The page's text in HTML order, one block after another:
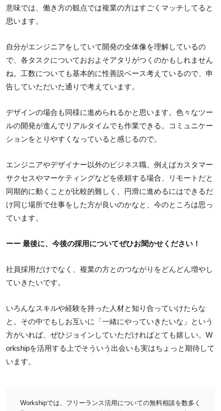
意味では、働き方の観点では複業の方はすごくマッチしてると
思います。
自分がエンジニアをしていて開発の全体像を理解しているの
で、各タスクについておおよそアタリがつくのかもしれません
ね。工数についても基本的に性善説ベース考えているので、申
告していただいた通りで考えています。
デザインの場合も同様に進められるかと思います。色々なツー
ルの開発が進んでリアルタイムでも作業できる。コミュニケー
ションをとりやすくなっていると感じるので。
エンジニアやデザイナー以外のビジネス職、例えばカスタマー
サクセスやマーケティングなどを依頼する場合、リモートだと
同期的に動くことが比較的難しく、円滑に進めるにはできるだ
け同じ場所で仕事をした方が良いのかなと、今のところは思っ
ています。
ーー 最後に、今後の採用についてぜひお聞かせください！
社員採用だけでなく、複業の方とのつながりをどんどん増やし
ていきたいです。
いろんなスキルや経験を持った人材と知り合っていけたらな
と。その中でもしお互いに「一緒にやっていきたいな」という
方がいれば、ぜひジョインしていただければとても嬉しい。W
orkshipを活用する上でそういう出会いも実はちょっと期待して
います。
Workshipでは、フリーランス活用についての無料相談を数多く